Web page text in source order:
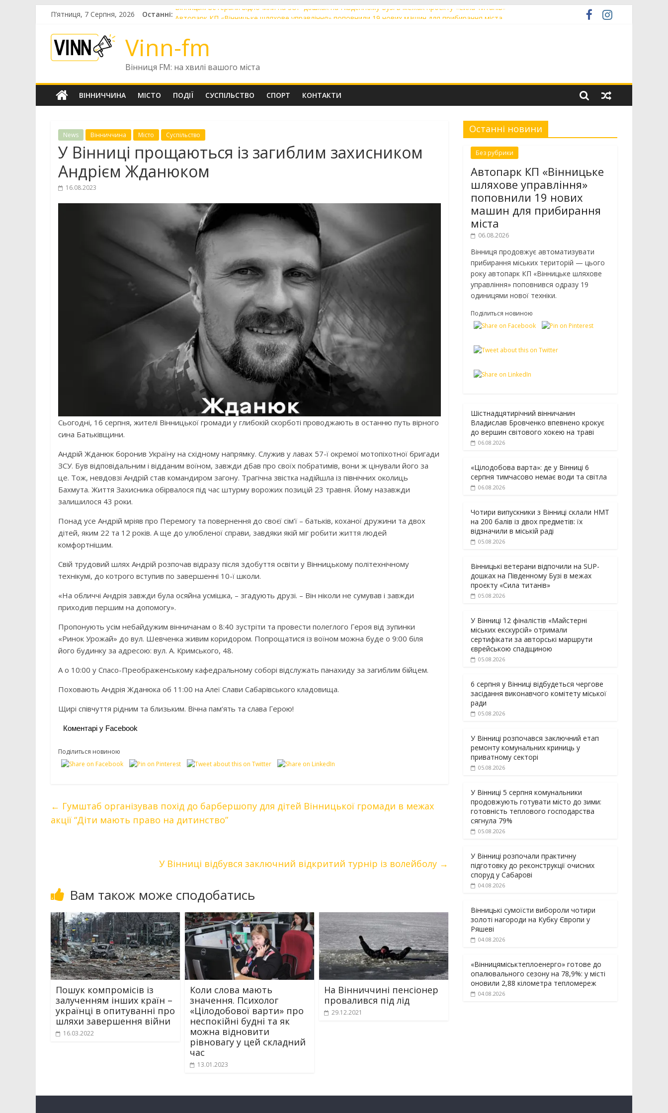
content
П’ятниця, 7 Серпня, 2026 Останні: Вінницькі ветерани відпочили на SUP-дошках на Південному Бузі в межах проєкту «Сила титанів»
«Цілодобова варта»: де у Вінниці 6 серпня тимчасово немає води та світла
Чотири випускники з Вінниці склали НМТ на 200 балів із двох предметів: їх відзначили в міській раді
Vinn-fm
Вінниця FM: на хвилі вашого міста
ВІННИЧЧИНА МІСТО ПОДІЇ СУСПІЛЬСТВО СПОРТ КОНТАКТИ
News Вінниччина Місто Суспільство
У Вінниці прощаються із загиблим захисником
Андрієм Жданюком
16.08.2023
Сьогодні, 16 серпня, жителі Вінницької громади у глибокій скорботі проводжають в останню путь вірного
сина Батьківщини.
Андрій Жданюк боронив Україну на східному напрямку. Служив у лавах 57-ї окремої мотопіхотної бригади
ЗСУ. Був відповідальним і відданим воїном, завжди дбав про своїх побратимів, вони ж цінували його за
це. Тож, невдовзі Андрій став командиром загону. Трагічна звістка надійшла із північних околиць
Бахмута. Життя Захисника обірвалося під час штурму ворожих позицій 23 травня. Йому назавжди
залишилося 43 роки.
Понад усе Андрій мріяв про Перемогу та повернення до своєї сім’ї – батьків, коханої дружини та двох
дітей, яким 22 та 12 років. А ще до улюбленої справи, завдяки якій міг робити життя людей
комфортнішим.
Свій трудовий шлях Андрій розпочав відразу після здобуття освіти у Вінницькому політехнічному
технікумі, до котрого вступив по завершенні 10-ї школи.
«На обличчі Андрія завжди була осяйна усмішка, – згадують друзі. – Він ніколи не сумував і завжди
приходив першим на допомогу».
Пропонують усім небайдужим вінничанам о 8:40 зустріти та провести полеглого Героя від зупинки
«Ринок Урожай» до вул. Шевченка живим коридором. Попрощатися із воїном можна буде о 9:00 біля
його будинку за адресою: вул. А. Кримського, 48.
А о 10:00 у Спасо-Преображенському кафедральному соборі відслужать панахиду за загиблим бійцем.
Поховають Андрія Жданюка об 11:00 на Алеї Слави Сабарівського кладовища.
Щирі співчуття рідним та близьким. Вічна пам‘ять та слава Герою!
Коментарі у Facebook
Поділиться новиною
← Гумштаб організував похід до барбершопу для дітей Вінницької громади в межах
акції “Діти мають право на дитинство”
У Вінниці відбувся заключний відкритий турнір із волейболу →
Вам також може сподобатись
Пошук компромісів із
залученням інших країн –
українці в опитуванні про
шляхи завершення війни
16.03.2022
Коли слова мають
значення. Психолог
«Цілодобової варти» про
неспокійні будні та як
можна відновити
рівновагу у цей складний
час
13.01.2023
На Вінниччині пенсіонер
провалився під лід
29.12.2021
Останні новини
Без рубрики
Автопарк КП «Вінницьке
шляхове управління»
поповнили 19 нових
машин для прибирання
міста
06.08.2026
Вінниця продовжує автоматизувати
прибирання міських територій — цього
року автопарк КП «Вінницьке шляхове
управління» поповнився одразу 19
одиницями нової техніки.
Поділиться новиною
Шістнадцятирічний вінничанин
Владислав Бровченко впевнено крокує
до вершин світового хокею на траві
06.08.2026
«Цілодобова варта»: де у Вінниці 6
серпня тимчасово немає води та світла
06.08.2026
Чотири випускники з Вінниці склали НМТ
на 200 балів із двох предметів: їх
відзначили в міській раді
05.08.2026
Вінницькі ветерани відпочили на SUP-
дошках на Південному Бузі в межах
проєкту «Сила титанів»
05.08.2026
У Вінниці 12 фіналістів «Майстерні
міських екскурсій» отримали
сертифікати за авторські маршрути
єврейською спадщиною
05.08.2026
6 серпня у Вінниці відбудеться чергове
засідання виконавчого комітету міської
ради
05.08.2026
У Вінниці розпочався заключний етап
ремонту комунальних криниць у
приватному секторі
05.08.2026
У Вінниці 5 серпня комунальники
продовжують готувати місто до зими:
готовність теплового господарства
сягнула 79%
05.08.2026
У Вінниці розпочали практичну
підготовку до реконструкції очисних
споруд у Сабарові
04.08.2026
Вінницькі сумоїсти вибороли чотири
золоті нагороди на Кубку Європи у
Ряшеві
04.08.2026
«Вінницяміськтеплоенерго» готове до
опалювального сезону на 78,9%: у місті
оновили 2,88 кілометра тепломереж
04.08.2026